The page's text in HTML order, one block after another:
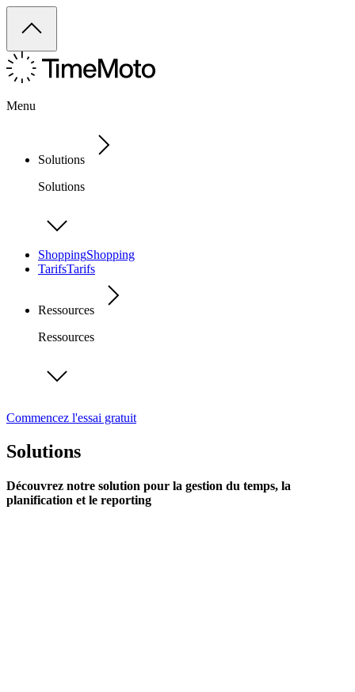
Menu
Solutions
Solutions
ShoppingShopping
TarifsTarifs
Ressources
Ressources
Commencez l'essai gratuit
Solutions
Découvrez notre solution pour la gestion du temps, la
planification et le reporting